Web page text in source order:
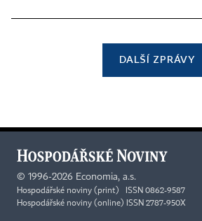
DALŠÍ ZPRÁVY
© 1996-2026 Economia, a.s.
Hospodářské noviny (print) ISSN 0862-9587
Hospodářské noviny (online) ISSN 2787-950X